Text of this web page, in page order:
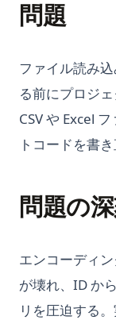
問題
ファイル読み
る前にプロジ
CSV や Excel
トコードを書
問題の
エンコーディ
が壊れ、ID か
リを圧迫する